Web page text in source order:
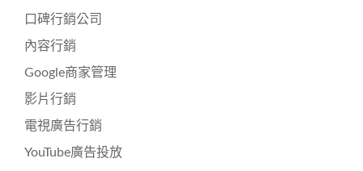
口碑行銷公司
內容行銷
Google商家管理
影片行銷
電視廣告行銷
YouTube廣告投放